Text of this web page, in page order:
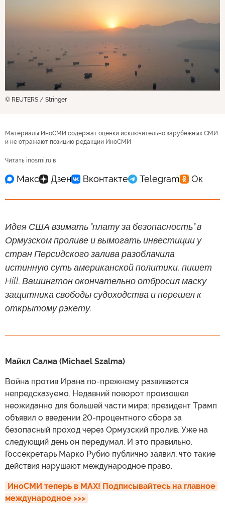
© REUTERS / Stringer
Материалы ИноСМИ содержат оценки исключительно зарубежных СМИ
и не отражают позицию редакции ИноСМИ
Читать inosmi.ru в
Идея США взимать "плату за безопасность" в
Ормузском проливе и вымогать инвестиции у
стран Персидского залива разоблачила
истинную суть американской политики, пишет
Hill. Вашингтон окончательно отбросил маску
защитника свободы судоходства и перешел к
открытому рэкету.
Майкл Салма (Michael Szalma)
Война против Ирана по-прежнему развивается
непредсказуемо. Недавний поворот произошел
неожиданно для большей части мира: президент Трамп
объявил о введении 20-процентного сбора за
безопасный проход через Ормузский пролив. Уже на
следующий день он передумал. И это правильно.
Госсекретарь Марко Рубио публично заявил, что такие
действия нарушают международное право.
ИноСМИ теперь в MAX! Подписывайтесь на главное
международное >>>